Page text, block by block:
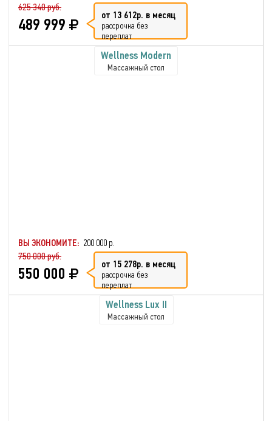
625 340 руб.
489 999 от 13 612р. в месяц
рассрочка без
переплат
Wellness Modern
Массажный стол
ВЫ ЭКОНОМИТЕ: 200 000 р.
750 000 руб.
550 000 от 15 278р. в месяц
рассрочка без
переплат
Wellness Lux II
Массажный стол